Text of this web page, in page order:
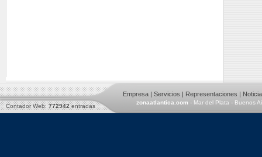
Contador Web:772942entradas
Empresa| Servicios | Representaciones |
zonaatlantica.com - Mar del Plata - Buenos